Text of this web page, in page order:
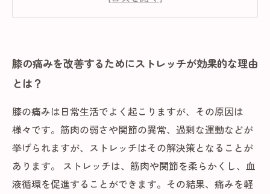
筋肉の柔軟性を高めるストレッチで膝の痛みを
膝の痛みを軽減しよう
専門家がおすすめする膝の痛み改善ストレッチ
膝の痛みを改善するためにストレッチが効果的な理由
とは？
膝の痛みは日常生活でよく起こりますが、その原因は
様々です。筋肉の弱さや関節の異常、過剰な運動などが
挙げられますが、ストレッチはその解決策となることが
あります。 ストレッチは、筋肉や関節を柔らかくし、血
液循環を促進することができます。その結果、痛みを軽